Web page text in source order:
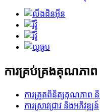
ការគ្រប់គ្រងគុណភាព
ការត្រួតពិនិត្យគុណភាព
ការស្រាវជ្រាវ និងអភិវឌ្ឍន៍